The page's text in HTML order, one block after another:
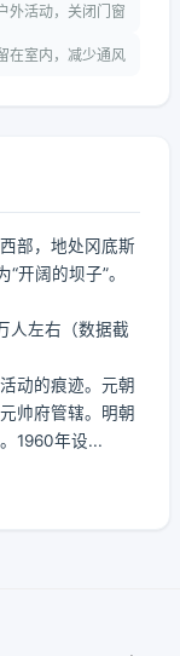
外活动，关闭门窗
在室内，减少通风
部，地处冈底斯
开阔的坝子”。
人左右（数据截
动的痕迹。元朝
帅府管辖。明朝
1960年设...